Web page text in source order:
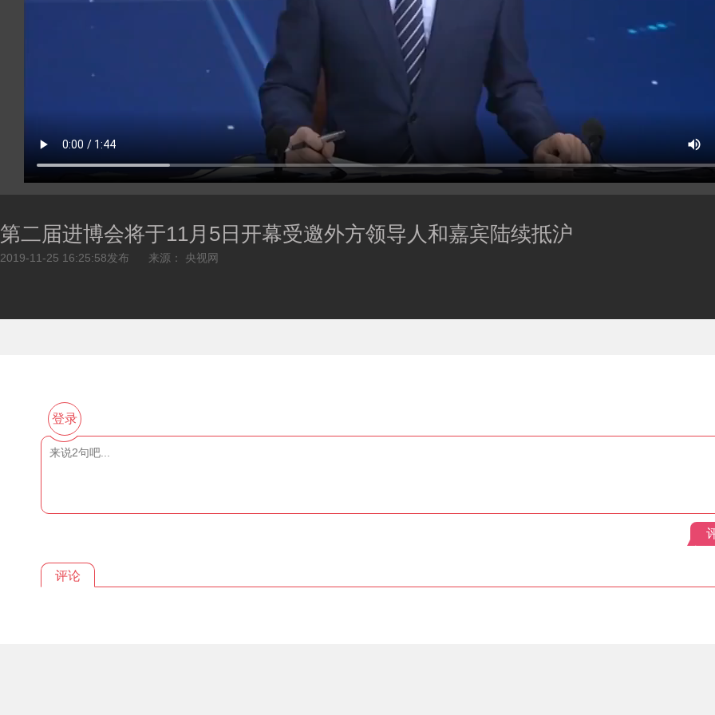
第二届进博会将于11月5日开幕受邀外方领导人和嘉宾陆续抵沪
2019-11-25 16:25:58发布 来源： 央视网
登录
评论